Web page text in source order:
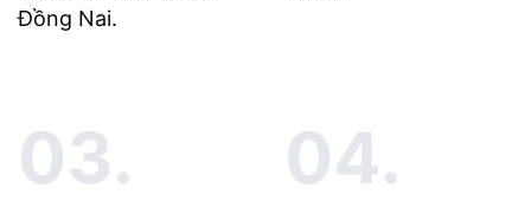
Đồng Nai.
03. 04.